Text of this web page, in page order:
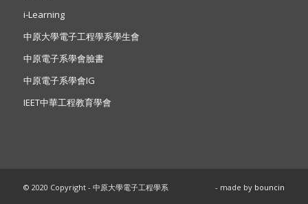
i-Learning
中原大學電子工程學系學生會
中原電子系學會臉書
中原電子系學會IG
IEET中華工程教育學會
© 2020 Copyright - 中原大學電子工程學系 - made by bouncin